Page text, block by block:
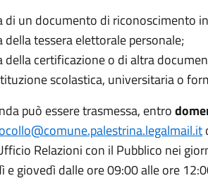
di un documento di riconoscimento
della tessera elettorale personale;
della certificazione o di altra
scolastica, universitaria o
può essere trasmessa, entro
Relazioni con il Pubblico nei
e giovedì dalle ore 09:00 alle ore